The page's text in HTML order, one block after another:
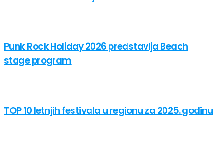
Punk Rock Holiday 2026 predstavlja Beach
stage program
TOP 10 letnjih festivala u regionu za 2025. godinu